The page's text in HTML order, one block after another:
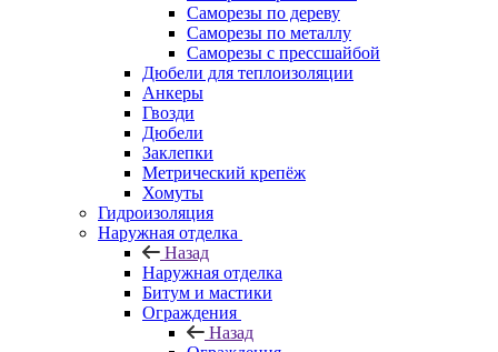
Саморезы по дереву
Саморезы по металлу
Саморезы с прессшайбой
Дюбели для теплоизоляции
Анкеры
Гвозди
Дюбели
Заклепки
Метрический крепёж
Хомуты
Гидроизоляция
Наружная отделка
Назад
Наружная отделка
Битум и мастики
Ограждения
Назад